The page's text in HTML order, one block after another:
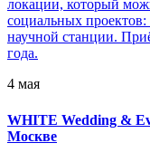
локации, который
социальных проектов:
научной станции.
года.
4 мая
WHITE Wedding &
Москве